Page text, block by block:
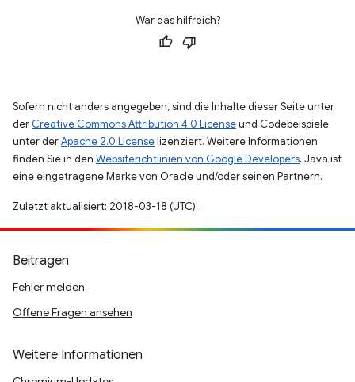
War das hilfreich?
Sofern nicht anders angegeben, sind die Inhalte dieser Seite unter
der Creative Commons Attribution 4.0 Licenseund Codebeispiele
unter derApache 2.0 Licenselizenziert. Weitere Informationen
finden Sie in den Websiterichtlinien von Google Developers. Java ist
eine eingetragene Marke von Oracle und/oder seinen Partnern.
Zuletzt aktualisiert: 2018-03-18 (UTC).
Beitragen
Fehler melden
Offene Fragen ansehen
Weitere Informationen